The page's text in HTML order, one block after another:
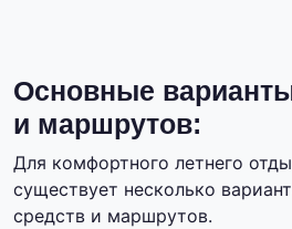
Основные
и маршрутов:
Для комфортного летнего
существует несколько
средств и маршрутов.